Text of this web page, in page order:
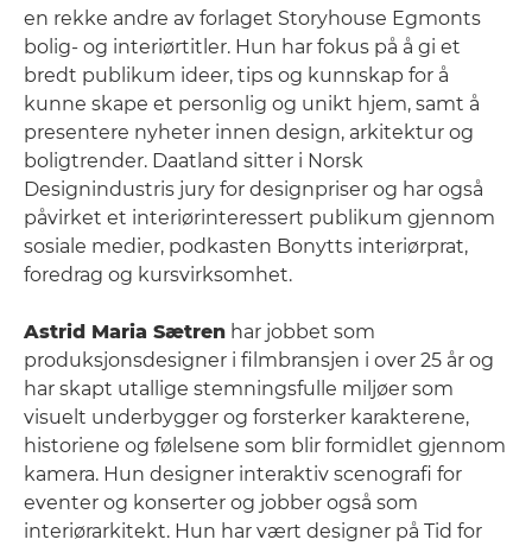
en rekke andre av forlaget Storyhouse Egmonts
bolig- og interiørtitler. Hun har fokus på å gi et
bredt publikum ideer, tips og kunnskap for å
kunne skape et personlig og unikt hjem, samt å
presentere nyheter innen design, arkitektur og
boligtrender. Daatland sitter i Norsk
Designindustris jury for designpriser og har også
påvirket et interiørinteressert publikum gjennom
sosiale medier, podkasten Bonytts interiørprat,
foredrag og kursvirksomhet.
Astrid Maria Sætren har jobbet som
produksjonsdesigner i filmbransjen i over 25 år og
har skapt utallige stemningsfulle miljøer som
visuelt underbygger og forsterker karakterene,
historiene og følelsene som blir formidlet gjennom
kamera. Hun designer interaktiv scenografi for
eventer og konserter og jobber også som
interiørarkitekt. Hun har vært designer på Tid for